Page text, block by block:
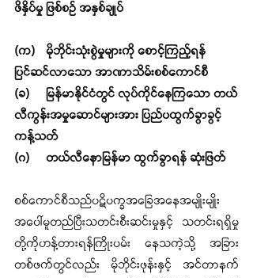
ဖိနှိပ်မှု ဖြစ်စဉ် အနှစ်ချုပ်
(က)	မိုဘိုင်းသုံးစွဲမှုများကို စောင့်ကြည့်ရန်
ပြင်ဆင်လာသော အာဏာသိမ်းစစ်ကောင်စီ
(ခ)	မြန်မာနိုင်ငံတွင် လုပ်ကိုင်နေကြသော တယ်
လီကွန်းအမှုဆောင်များအား ပြည်ပထွက်ခွာခွင့်
ကန့်သတ်
(ဂ)	တယ်လီနောမြန်မာ ထွက်ခွာရန် ဆုံးဖြတ်
စစ်ကောင်စီသည်ပဋိပက္ခအခြေအနေအမျိုးမျိုး
အပေါ်မူတည်ပြီးသတင်းစီးဆင်းမှုနှင့် သတင်းရရှိမှု
တို့ကိုဟန့်တားရန်ကြိုးပမ်း နေသကဲ့သို့ အခြား
တစ်ဖက်တွင်လည်း မိုဘိုင်းဖုန်းနှင့် အင်တာနက်